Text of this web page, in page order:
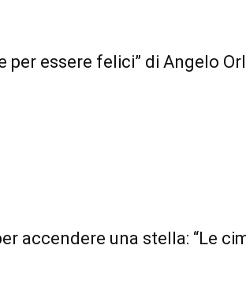
per essere felici” di Angelo
accendere una stella: “Le